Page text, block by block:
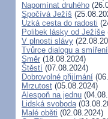
Napomínat druhého
Spočívá Ježíš
Úzká cesta do radosti
Polibek lásky od Ježíše
V plnosti slávy
Tvůrce dialogu a smíření
Směr (18.08.2024)
Štěstí (07.08.2024)
Dobrovolné přijímání
Mrzutost (05.08.2024)
Alespoň na jednu
Lidská svoboda
Malé oběti (02.08.2024)